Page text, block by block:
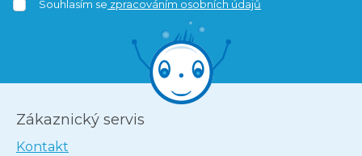
Souhlasím se zpracováním osobních údajů
Zákaznický servis
Kontakt